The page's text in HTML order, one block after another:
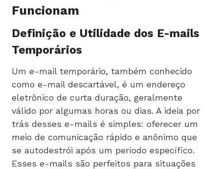
Funcionam
Definição e Utilidade dos E-mails
Temporários
Um e-mail temporário, também conhecido
como e-mail descartável, é um endereço
eletrônico de curta duração, geralmente
válido por algumas horas ou dias. A ideia por
trás desses e-mails é simples: oferecer um
meio de comunicação rápido e anônimo que
se autodestrói após um período específico.
Esses e-mails são perfeitos para situações